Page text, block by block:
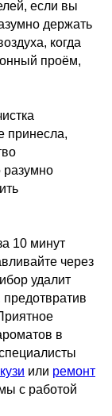
если вы
держать
когда
проём,
принесла,
разумно
10 минут
через
удалит
предотвратив
в
или ремонт
с работой